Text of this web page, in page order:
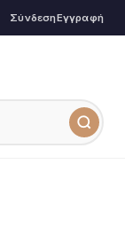
ΣύνδεσηΕγγραφή